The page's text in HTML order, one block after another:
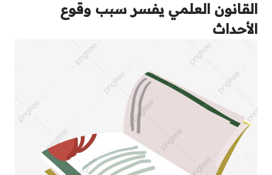
القانون العلمي يفسر سبب وقوع
الأحداث